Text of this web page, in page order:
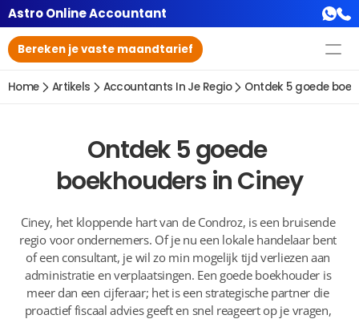
Astro Online Accountant
Bereken je vaste maandtarief
Home Artikels Accountants In Je Regio Ontdek 5 goede
Ontdek 5 goede
boekhouders in Ciney
Ciney, het kloppende hart van de Condroz, is een bruisende
regio voor ondernemers. Of je nu een lokale handelaar bent
of een consultant, je wil zo min mogelijk tijd verliezen aan
administratie en verplaatsingen. Een goede boekhouder is
meer dan een cijferaar; het is een strategische partner die
proactief fiscaal advies geeft en snel reageert op je vragen,